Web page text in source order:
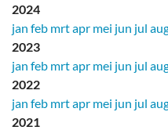
2024
jan feb mrtapr mei jun jul
2023
jan feb mrtapr mei jun jul
2022
jan feb mrtapr mei jun jul
2021